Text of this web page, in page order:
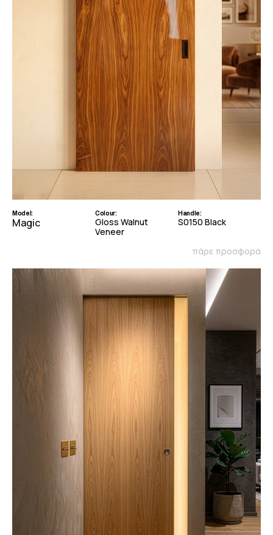
Model:
Magic
Colour:
Gloss Walnut
Veneer
Handle:
S0150 Black
πάρε προσφορά